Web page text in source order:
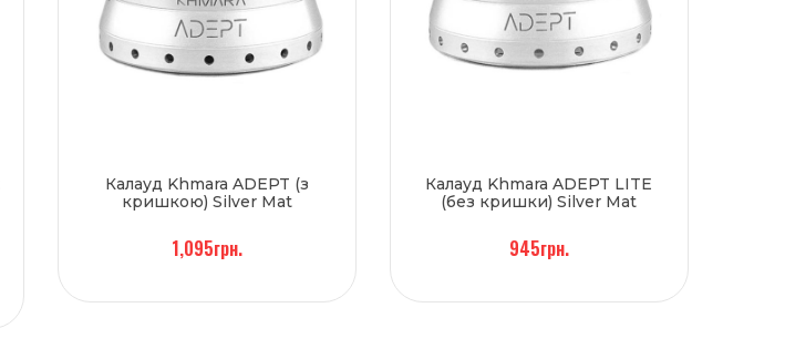
Калауд Khmara ADEPT (з
кришкою) Silver Mat
1,095грн.
Калауд Khmara ADEPT LITE
(без кришки) Silver Mat
945грн.